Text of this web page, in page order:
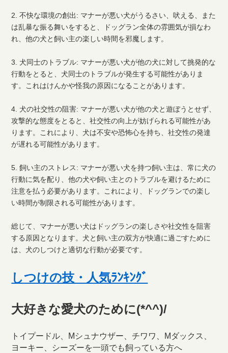
2. 不快な環境の創出: マナーが悪い犬がうるさい、吠える、また
は乱暴な振る舞いをすると、ドッグラン全体の雰囲気が損なわ
れ、他の犬と飼い主の楽しい時間を邪魔します。
3. 犬同士のトラブル: マナーが悪い犬が他の犬に対して挑発的な
行動をとると、犬同士のトラブルが発生する可能性がありま
す。これはけんかや怪我の原因になることがあります。
4. 犬の社交性の阻害: マナーが悪い犬が他の犬と遊ぼうとせず、
攻撃的な態度をとると、社交性の向上が妨げられる可能性があ
ります。これにより、犬は不安や恐怖心を持ち、社交性の発達
が遅れる可能性があります。
5. 飼い主のストレス: マナーが悪い犬を持つ飼い主は、常に犬の
行動に気を配り、他の犬や飼い主とのトラブルを避けるために
注意を払う必要があります。これにより、ドッグランでの楽し
い時間が制限される可能性があります。
総じて、マナーが悪い犬はドッグランの楽しさや社交性を阻害
する原因となります。犬と飼い主の双方が快適に過ごすために
は、犬のしつけと適切な行動が必要です。
しつけの技・人気ﾗﾝｷﾝｸﾞ
大好きな愛犬のために(*^^)/
トイプードル、Mシュナウザー、チワワ、Mダックス、
ヨーキー、シーズーを一頭でも飼っている方へ